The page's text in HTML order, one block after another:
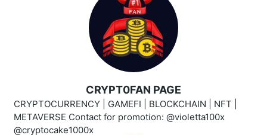
CRYPT0FAN PAGE
CRYPTOCURRENCY | GAMEFI | BLOCKCHAIN | NFT |
METAVERSE Contact for promotion: @violetta100x
@cryptocake1000x